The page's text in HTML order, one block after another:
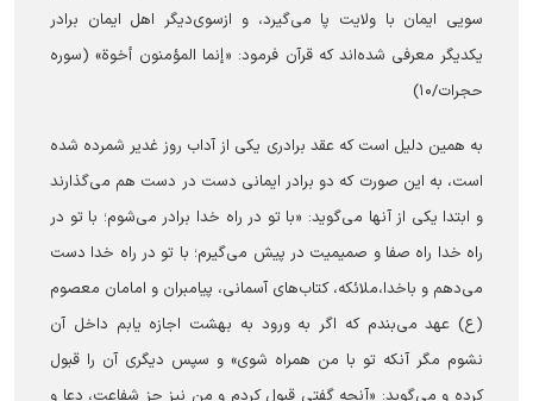
سویی ایمان با ولایت پا می‌گیرد، و ازسوی‌دیگر اهل ایمان برادر
یکدیگر معرفی شده‌اند که قرآن فرمود: «إنما المؤمنون أخوة» (سوره
حجرات/۱۰)
به همین دلیل است که عقد برادری یکی از آداب روز غدیر شمرده شده
است، به این صورت که دو برادر ایمانی دست در دست هم می‌گذارند
و ابتدا یکی از آنها می‌گوید: «با تو در راه خدا برادر می‌شوم؛ با تو در
راه خدا راه صفا و صمیمیت در پیش می‌گیرم؛ با تو در راه خدا دست
می‌دهم و باخدا،ملائکه، کتاب‌های آسمانی، پیامبران و امامان معصوم
(ع) عهد می‌بندم که اگر به ورود به بهشت اجازه یابم داخل آن
نشوم مگر آنکه تو با من همراه شوی» و سپس دیگری آن را قبول